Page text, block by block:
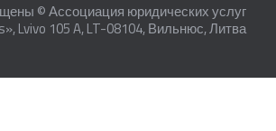
© Ассоциация юридических услуг
Lvivo 105 A, LT-08104, Вильнюс, Литва